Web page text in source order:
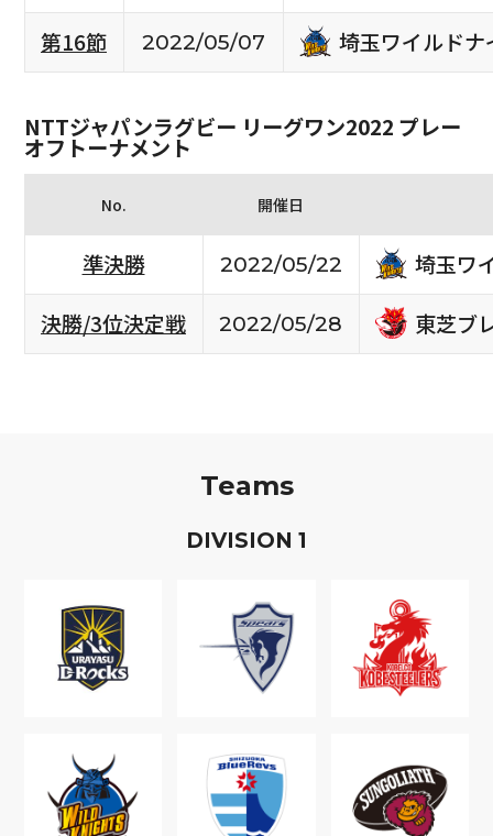
第16節
2022/05/07 埼玉ワイルドナ
NTTジャパンラグビー リーグワン2022 プレー
オフトーナメント
No. 開催日
準決勝 2022/05/22
埼玉ワ
決勝/3位決定戦
2022/05/28 東芝ブ
Teams
DIVISION 1